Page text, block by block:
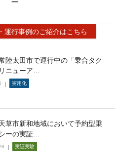
運行事例のご紹介はこちら
陸太田市で運行中の「乗合タク
ニューア…
実用化
草市新和地域において予約型乗
ーの実証…
実証実験